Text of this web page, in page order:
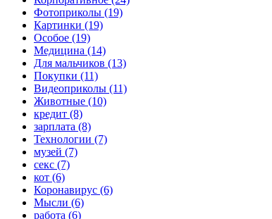
Фотоприколы (19)
Картинки (19)
Особое (19)
Медицина (14)
Для мальчиков (13)
Покупки (11)
Видеоприколы (11)
Животные (10)
кредит (8)
зарплата (8)
Технологии (7)
музей (7)
секс (7)
кот (6)
Коронавирус (6)
Мысли (6)
работа (6)